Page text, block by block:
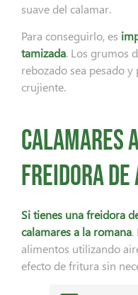
suave del calamar.
Para conseguirlo, es
tamizada. Los grumos
rebozado sea pesado
crujiente.
Calamares
freidora de
Si tienes una freidora
calamares a la romana.
alimentos utilizando
efecto de fritura sin